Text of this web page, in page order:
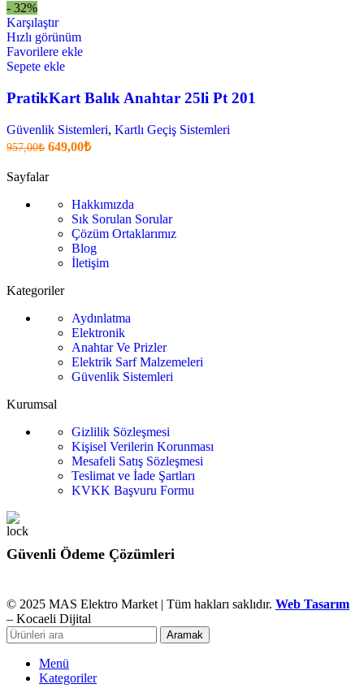
- 32%
Karşılaştır
Hızlı görünüm
Favorilere ekle
Sepete ekle
PratikKart Balık Anahtar 25li Pt 201
Güvenlik Sistemleri, Kartlı Geçiş Sistemleri
957,00₺ Orijinal
957,00₺.
649,00₺Şu
.
Sayfalar
Hakkımızda
Sık Sorulan Sorular
Çözüm Ortaklarımız
Blog
İletişim
Kategoriler
Aydınlatma
Elektronik
Anahtar Ve Prizler
Elektrik Sarf Malzemeleri
Güvenlik Sistemleri
Kurumsal
Gizlilik Sözleşmesi
Kişisel Verilerin Korunması
Mesafeli Satış Sözleşmesi
Teslimat ve İade Şartları
KVKK Başvuru Formu
Güvenli Ödeme Çözümleri
© 2025 MAS Elektro Market | Tüm hakları saklıdır. Web Tasarım
– Kocaeli Dijital
Aramak
Menü
Kategoriler